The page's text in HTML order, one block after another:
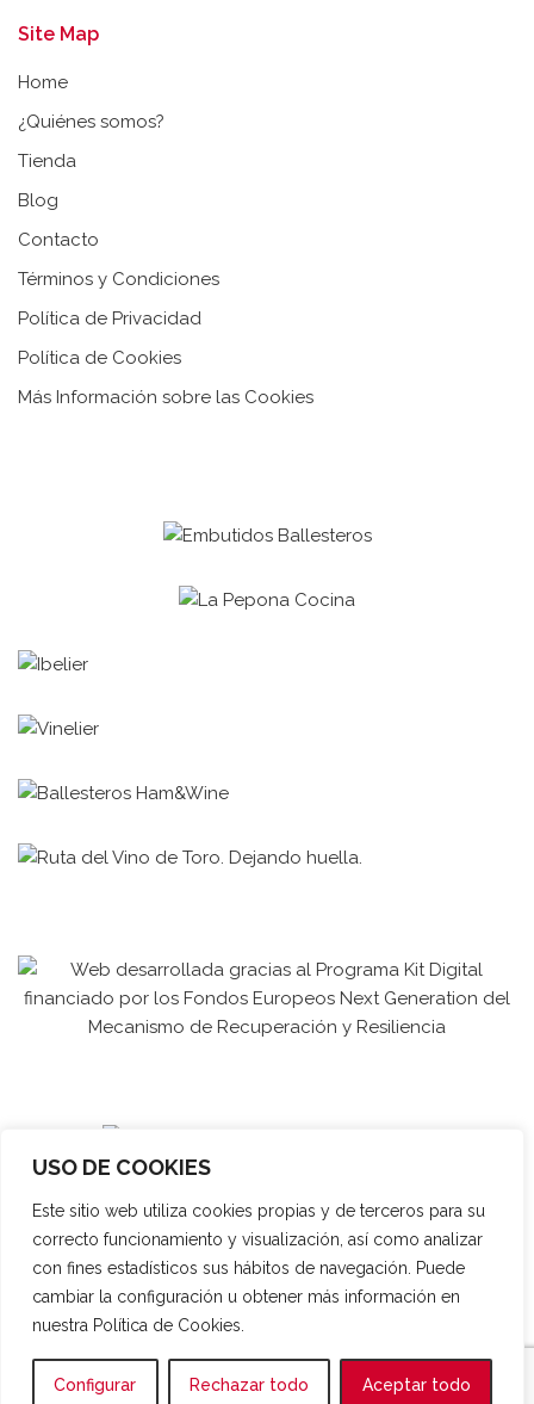
USO DE COOKIES
Este sitio web utiliza cookies propias y de terceros para su
correcto funcionamiento y visualización, así como analizar
con fines estadísticos sus hábitos de navegación. Puede
cambiar la configuración u obtener más información en
nuestra Política de Cookies.
Configurar Rechazar todo Aceptar todo
Site Map
Home
¿Quiénes somos?
Tienda
Blog
Contacto
Términos y Condiciones
Política de Privacidad
Política de Cookies
Más Información sobre las Cookies
Español Français English